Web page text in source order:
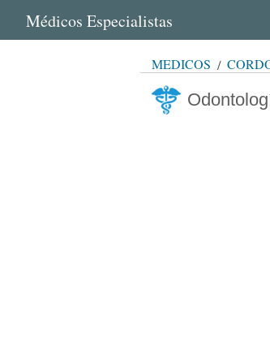
Médicos Especialistas
MÉDICOS